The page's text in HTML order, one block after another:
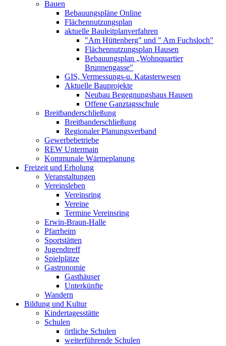
Bauen
Bebauungspläne Online
Flächennutzungsplan
aktuelle Bauleitplanverfahren
"Am Hüttenberg" und " Am Fuchsloch"
Flächennutzungsplan Hausen
Bebauungsplan „Wohnquartier
Brunnengasse"
GIS, Vermessungs-u. Katasterwesen
Aktuelle Bauprojekte
Neubau Begegnungshaus Hausen
Offene Ganztagsschule
Breitbanderschließung
Breitbanderschließung
Regionaler Planungsverband
Gewerbebetriebe
REW Untermain
Kommunale Wärmeplanung
Freizeit und Erholung
Veranstaltungen
Vereinsleben
Vereinsring
Vereine
Termine Vereinsring
Erwin-Braun-Halle
Pfarrheim
Sportstätten
Jugendtreff
Spielplätze
Gastronomie
Gasthäuser
Unterkünfte
Wandern
Bildung und Kultur
Kindertagesstätte
Schulen
örtliche Schulen
weiterführende Schulen